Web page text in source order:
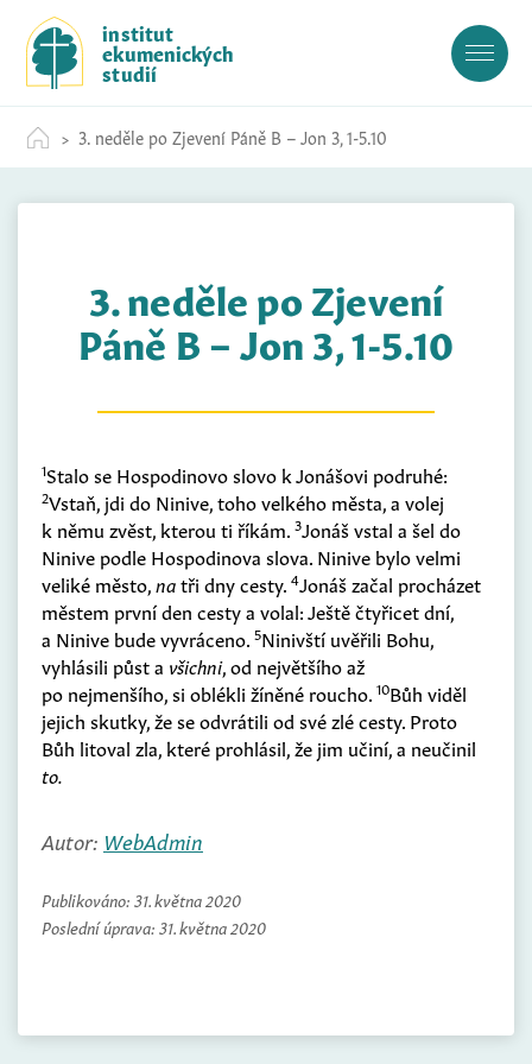
c
institut
ekumenických
studií
3. neděle po Zjevení Páně B – Jon 3, 1-5.10
3. neděle po Zjevení
Páně B – Jon 3, 1-5.10
1Stalo se Hospodinovo slovo k Jonášovi podruhé:
2Vstaň, jdi do Ninive, toho velkého města, a volej
k němu zvěst, kterou ti říkám. 3Jonáš vstal a šel do
Ninive podle Hospodinova slova. Ninive bylo velmi
veliké město,natři dny cesty. 4Jonáš začal procházet
městem první den cesty a volal: Ještě čtyřicet dní,
a Ninive bude vyvráceno. 5Ninivští uvěřili Bohu,
vyhlásili půst a všichni, od největšího až
po nejmenšího, si oblékli žíněné roucho. 10Bůh viděl
jejich skutky, že se odvrátili od své zlé cesty. Proto
Bůh litoval zla, které prohlásil, že jim učiní, a neučinil
to.
Autor: WebAdmin
Publikováno: 31. května 2020
Poslední úprava: 31. května 2020